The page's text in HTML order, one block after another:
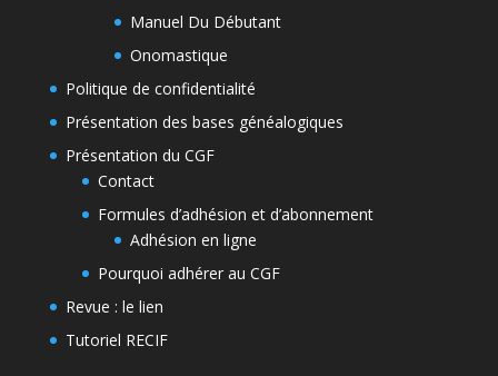
Manuel Du Débutant
Onomastique
Politique de confidentialité
Présentation des bases généalogiques
Présentation du CGF
Contact
Formules d’adhésion et d’abonnement
Adhésion en ligne
Pourquoi adhérer au CGF
Revue : le lien
Tutoriel RECIF